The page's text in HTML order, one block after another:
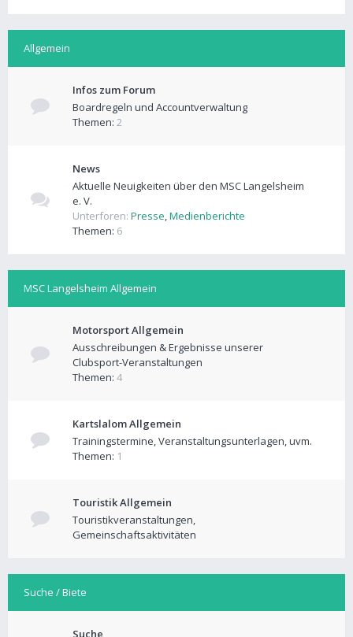
Allgemein
Infos zum Forum
Boardregeln und Accountverwaltung
Themen: 2
News
Aktuelle Neuigkeiten über den MSC Langelsheim
e. V.
Unterforen: Presse,Medienberichte
Themen: 6
MSC Langelsheim Allgemein
Motorsport Allgemein
Ausschreibungen & Ergebnisse unserer
Clubsport-Veranstaltungen
Themen: 4
Kartslalom Allgemein
Trainingstermine, Veranstaltungsunterlagen, uvm.
Themen: 1
Touristik Allgemein
Touristikveranstaltungen,
Gemeinschaftsaktivitäten
Suche / Biete
Suche